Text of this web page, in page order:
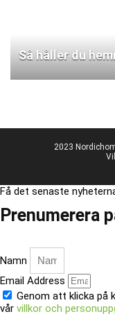
Så håller du
2023
Få det senaste
Prenumerera
Namn
Email Address
Genom att klicka på
vår villkor och